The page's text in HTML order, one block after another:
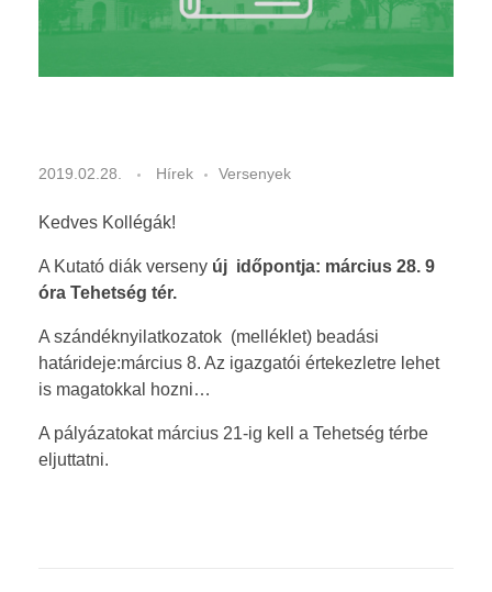
Dokumentumok
Kiírások
ARANYÉVKÖNYV
V
á
l
t
o
z
á
2019.02.28. Hírek Versenyek
Kedves Kollégák!
A Kutató diák verseny új időpontja: március 28. 9
óra Tehetség tér.
A szándéknyilatkozatok (melléklet) beadási
határideje:március 8. Az igazgatói értekezletre lehet
is magatokkal hozni…
A pályázatokat március 21-ig kell a Tehetség térbe
eljuttatni.